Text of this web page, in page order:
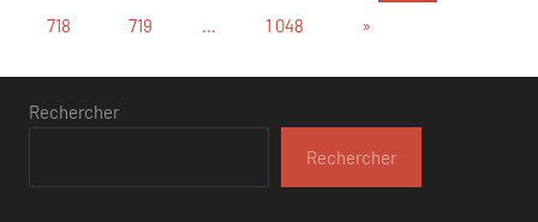
des
publications
718 719 … 1 048
Articles
»
Rechercher
Rechercher